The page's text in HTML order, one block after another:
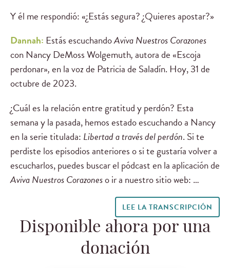
Y él me respondió: «¿Estás segura? ¿Quieres apostar?»
Dannah: Estás escuchandoAviva Nuestros Corazones
con Nancy DeMoss Wolgemuth,autora de «Escoja
perdonar»,en la voz de Patricia de Saladín. Hoy, 31 de
octubre de 2023.
¿Cuál es la relación entre gratitud y perdón? Esta
semana y la pasada, hemos estado escuchando a Nancy
en la serie titulada: Libertad a través del perdón. Si te
perdiste los episodios anteriores o si te gustaría volver a
escucharlos, puedes buscar el pódcast en la aplicación de
Aviva Nuestros Corazoneso ir a nuestro sitio web: …
LEE LA TRANSCRIPCIÓN
Disponible ahora por una
donación